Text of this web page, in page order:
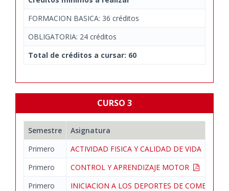
FORMACION BASICA: 36 créditos
OBLIGATORIA: 24 créditos
Total de créditos a cursar: 60
CURSO 3
Semestre
Asignatura
Primero
ACTIVIDAD FISICA Y CALIDAD DE VIDA
Primero
CONTROL Y APRENDIZAJE MOTOR
Primero
INICIACION A LOS DEPORTES DE COMBATE